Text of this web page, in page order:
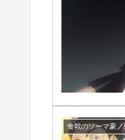
食戟のソーマ豪